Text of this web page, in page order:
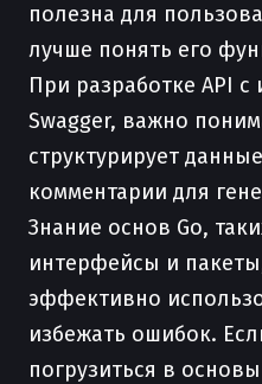
полезна для
лучше понять его
При разработке API
Swagger, важно
структурирует
комментарии для
Знание основ Go,
интерфейсы и
эффективно
избежать ошибок.
погрузиться в